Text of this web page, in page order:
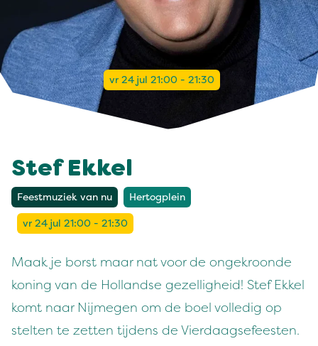
vr 24 jul 21:00 - 21:30
Stef Ekkel
Feestmuziek van nu Hertogplein
vr 24 jul 21:00 - 21:30
Maak je borst maar nat voor de ongekroonde
koning van de Hollandse gezelligheid! Stef Ekkel
komt naar Nijmegen om de boel volledig op
stelten te zetten tijdens de Vierdaagsefeesten.